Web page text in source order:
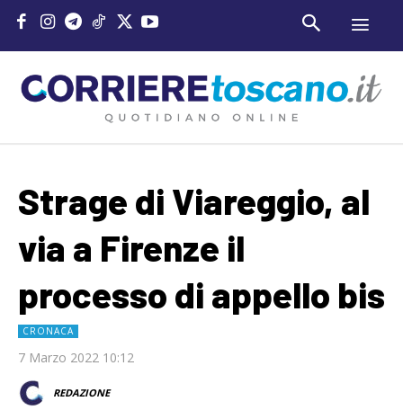
Strage di Viareggio, al
via a Firenze il
processo di appello bis
CRONACA
7 Marzo 2022 10:12
REDAZIONE